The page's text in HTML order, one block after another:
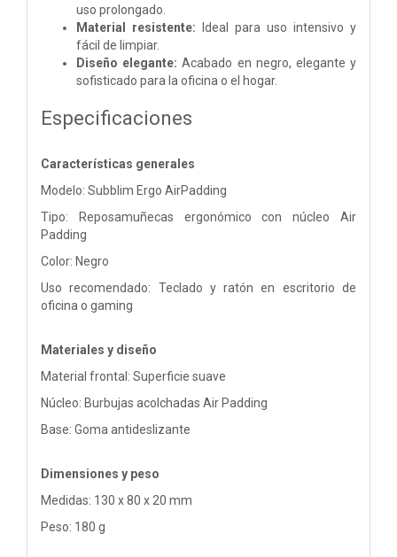
uso prolongado.
Material resistente: Ideal para uso intensivo y
fácil de limpiar.
Diseño elegante: Acabado en negro, elegante y
sofisticado para la oficina o el hogar.
Especificaciones
Características generales
Modelo: Subblim Ergo AirPadding
Tipo: Reposamuñecas ergonómico con núcleo Air
Padding
Color: Negro
Uso recomendado: Teclado y ratón en escritorio de
oficina o gaming
Materiales y diseño
Material frontal: Superficie suave
Núcleo: Burbujas acolchadas Air Padding
Base: Goma antideslizante
Dimensiones y peso
Medidas: 130 x 80 x 20 mm
Peso: 180 g